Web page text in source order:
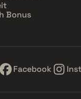
Bonus
Facebook